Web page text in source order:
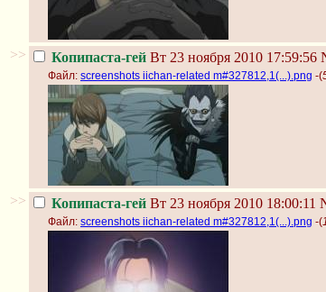
>> Копипаста-гей Вт 23 ноября 2010 17:59:56
Файл: screenshots iichan-related m#327812,1(...).png -(
>> Копипаста-гей Вт 23 ноября 2010 18:00:11
Файл: screenshots iichan-related m#327812,1(...).png -(